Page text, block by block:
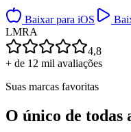
Baixar para iOS
LMRA
4,8
+ de 12 mil avaliações
Suas marcas favoritas
O único de todas